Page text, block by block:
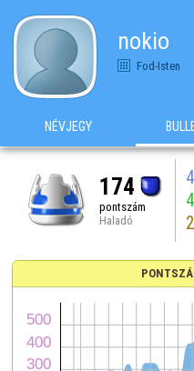
nokio
Fod-Isten
NÉVJEGY
174
pontszám
Haladó